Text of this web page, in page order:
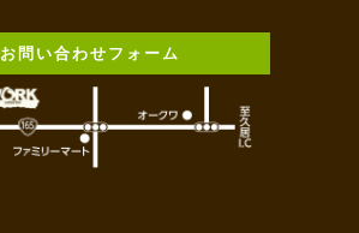
お問い合わせフォーム